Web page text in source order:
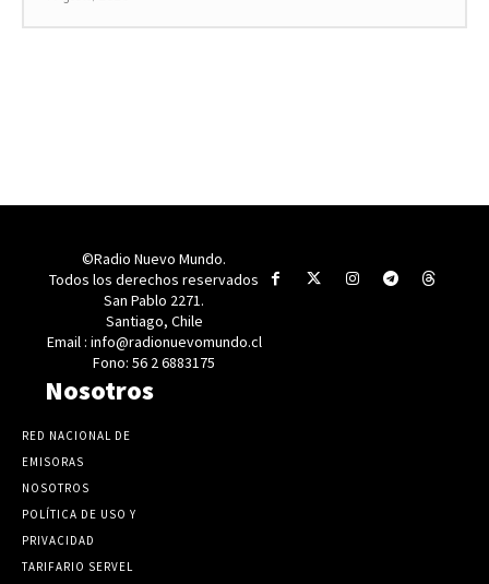
©Radio Nuevo Mundo.
Todos los derechos reservados
San Pablo 2271.
Santiago, Chile
Email : info@radionuevomundo.cl
Fono: 56 2 6883175
Nosotros
RED NACIONAL DE
EMISORAS
NOSOTROS
POLÍTICA DE USO Y
PRIVACIDAD
TARIFARIO SERVEL